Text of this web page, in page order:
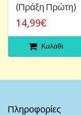
(Πράξη Πρώτη)
14,99€
Καλάθι
Πληροφορίες